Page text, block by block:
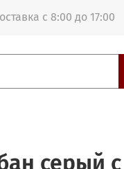
с 8:00 до 17:00
серый